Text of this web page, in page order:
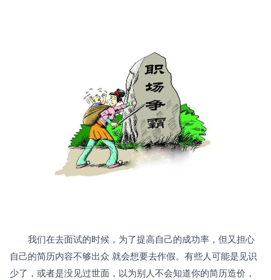
我们在去面试的时候，为了提高自己的成功率，但又担心
自己的简历内容不够出众 就会想要去作假。有些人可能是见识
少了，或者是没见过世面，以为别人不会知道你的简历造价，